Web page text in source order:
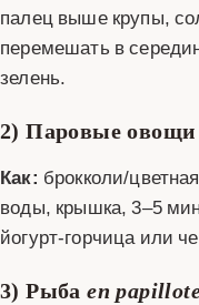
палец выше крупы,
перемешать в
зелень.
2) Паровые овощи
Как: брокколи/
воды, крышка, 3–5
йогурт‑горчица или
3) Рыбаen